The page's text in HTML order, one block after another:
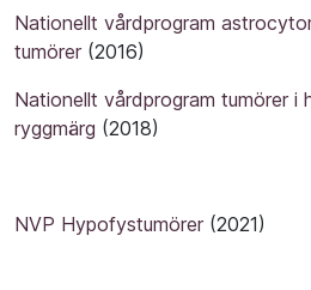
Nationellt vårdprogram
tumörer (2016)
Nationellt vårdprogram tumörer i
ryggmärg (2018)
NVP Hypofystumörer (2021)